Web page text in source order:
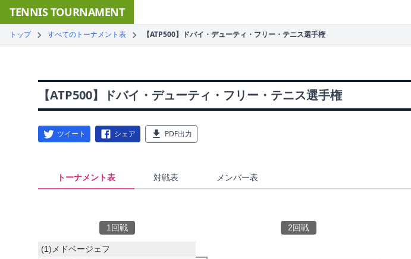
TENNIS TOURNAMENT
トップ すべてのトーナメント表 【ATP500】ドバイ・デューティ・フリー・テニス選手権
【ATP500】ドバイ・デューティ・フリー・テニス選手権
ツイート シェア PDF出力
トーナメント表 対戦表 メンバー表
1回戦 2回戦
(1)メドベージェフ